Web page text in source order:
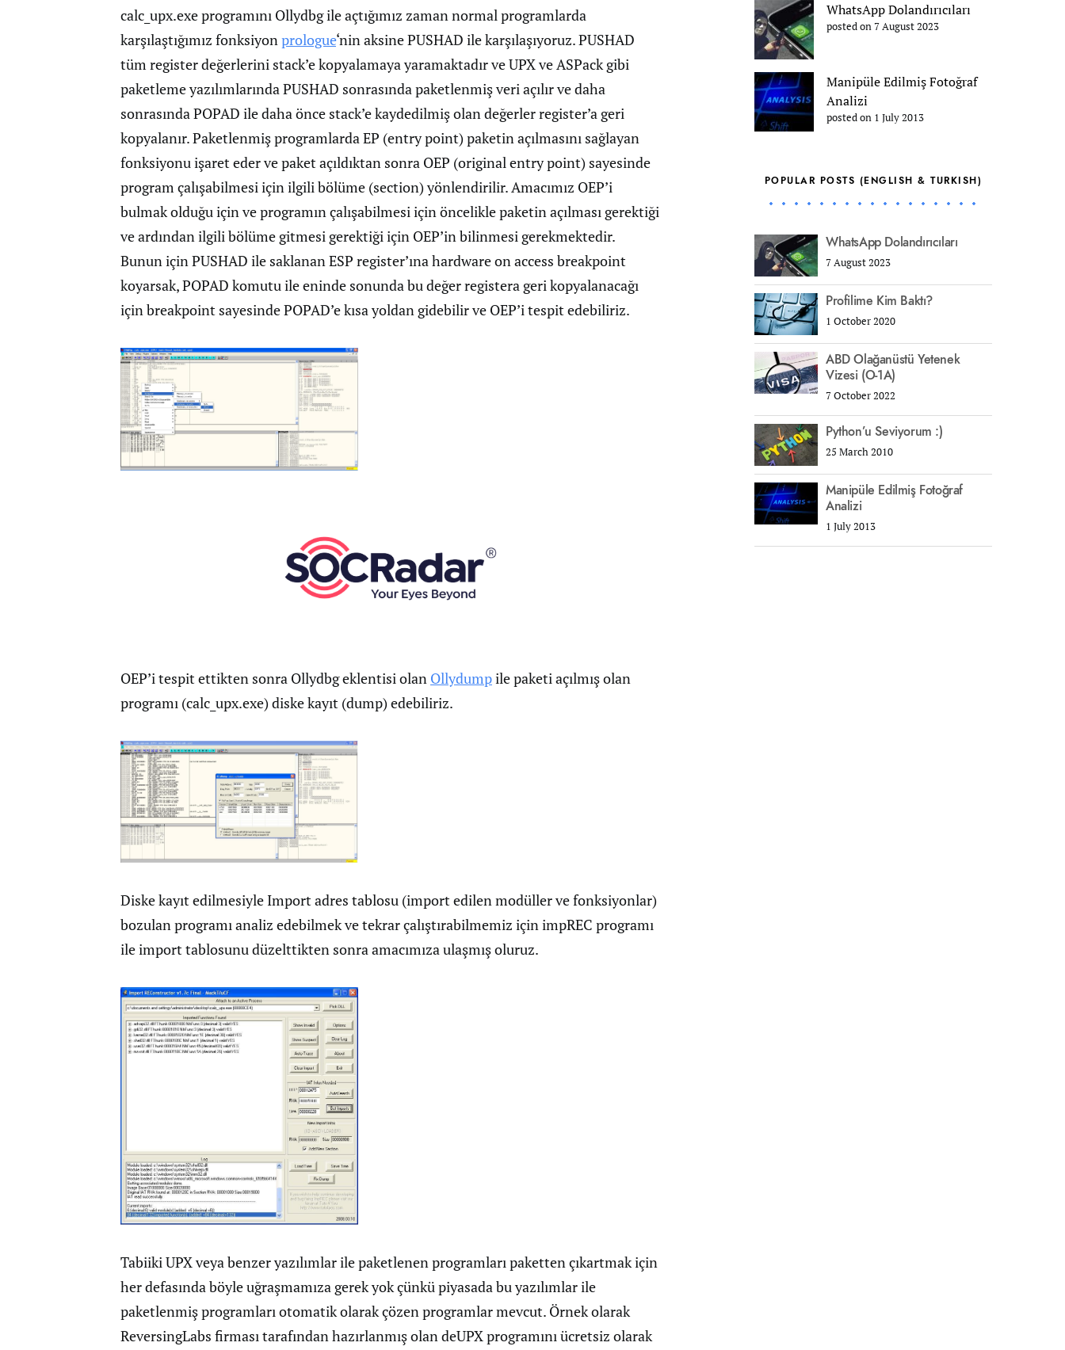
calc_upx.exe programını Ollydbg ile açtığımız zaman normal programlarda
karşılaştığımız fonksiyonprologue‘nin aksine PUSHAD ile karşılaşıyoruz. PUSHAD
tüm register değerlerini stack’e kopyalamaya yaramaktadır ve UPX ve ASPack gibi
paketleme yazılımlarında PUSHAD sonrasında paketlenmiş veri açılır ve daha
sonrasında POPAD ile daha önce stack’e kaydedilmiş olan değerler register’a geri
kopyalanır. Paketlenmiş programlarda EP (entry point) paketin açılmasını sağlayan
fonksiyonu işaret eder ve paket açıldıktan sonra OEP (original entry point) sayesinde
program çalışabilmesi için ilgili bölüme (section) yönlendirilir. Amacımız OEP’i
bulmak olduğu için ve programın çalışabilmesi için öncelikle paketin açılması gerektiği
ve ardından ilgili bölüme gitmesi gerektiği için OEP’in bilinmesi gerekmektedir.
Bunun için PUSHAD ile saklanan ESP register’ına hardware on access breakpoint
koyarsak, POPAD komutu ile eninde sonunda bu değer registera geri kopyalanacağı
için breakpoint sayesinde POPAD’e kısa yoldan gidebilir ve OEP’i tespit edebiliriz.
OEP’i tespit ettikten sonra Ollydbg eklentisi olan Ollydumpile paketi açılmış olan
programı (calc_upx.exe) diske kayıt (dump) edebiliriz.
Diske kayıt edilmesiyle Import adres tablosu (import edilen modüller ve fonksiyonlar)
bozulan programı analiz edebilmek ve tekrar çalıştırabilmemiz için impREC programı
ile import tablosunu düzelttikten sonra amacımıza ulaşmış oluruz.
Tabiiki UPX veya benzer yazılımlar ile paketlenen programları paketten çıkartmak için
her defasında böyle uğraşmamıza gerek yok çünkü piyasada bu yazılımlar ile
paketlenmiş programları otomatik olarak çözen programlar mevcut. Örnek olarak
ReversingLabs firması tarafından hazırlanmış olan deUPX programını ücretsiz olarak
WhatsApp Dolandırıcıları
posted on 7 August 2023
Manipüle Edilmiş Fotoğraf
Analizi
posted on 1 July 2013
POPULAR POSTS (ENGLISH & TURKISH)
WhatsApp Dolandırıcıları
7 August 2023
Profilime Kim Baktı?
1 October 2020
ABD Olağanüstü Yetenek
Vizesi (O-1A)
7 October 2022
Python’u Seviyorum :)
25 March 2010
Manipüle Edilmiş Fotoğraf
Analizi
1 July 2013